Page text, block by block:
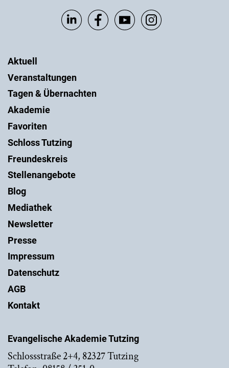
Evangelische Akademie Tutzing
Schlossstraße 2+4, 82327 Tutzing
Aktuell
Veranstaltungen
Tagen & Übernachten
Akademie
Favoriten
Schloss Tutzing
Freundeskreis
Stellenangebote
Blog
Mediathek
Newsletter
Presse
Impressum
Datenschutz
AGB
Kontakt